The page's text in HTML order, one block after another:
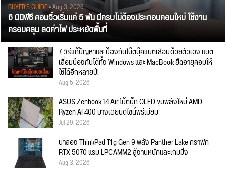
BUYER'S GUIDE• Aug 3, 2026
6 มินิพีซี คอมจิ๋วเริ่มแค่ 5 พัน มีครบไม่ต้องประกอบคอมใหม่ ใช้งาน
ครอบคลุม ลดค่าไฟ ประหยัดพื้นที่
7 วิธีแก้ปัญหาและป้องกันโน๊ตบุ๊คแบตเสื่อมด้วยตัวเอง แบต
เสื่อมป้องกันได้ทั้ง Windows และ MacBook ยืดอายุคอมให้
ใช้ได้อีกหลายปี!
Aug 5, 2026
ASUS Zenbook 14 Air โน้ตบุ๊ก OLED ขุมพลังใหม่ AMD
Ryzen AI 400 บางเฉียบดีไซน์พรีเมียม
Jul 29, 2026
น่าลอง ThinkPad T1g Gen 9 พลัง Panther Lake กราฟิก
RTX 5070 แรม LPCAMM2 สู้งานหนักและเกมมิ่ง
Aug 3, 2026